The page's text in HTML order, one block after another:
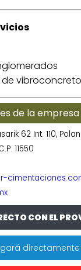
vibroconcreto
de la empresa
62 Int. 110,
11550
CON EL